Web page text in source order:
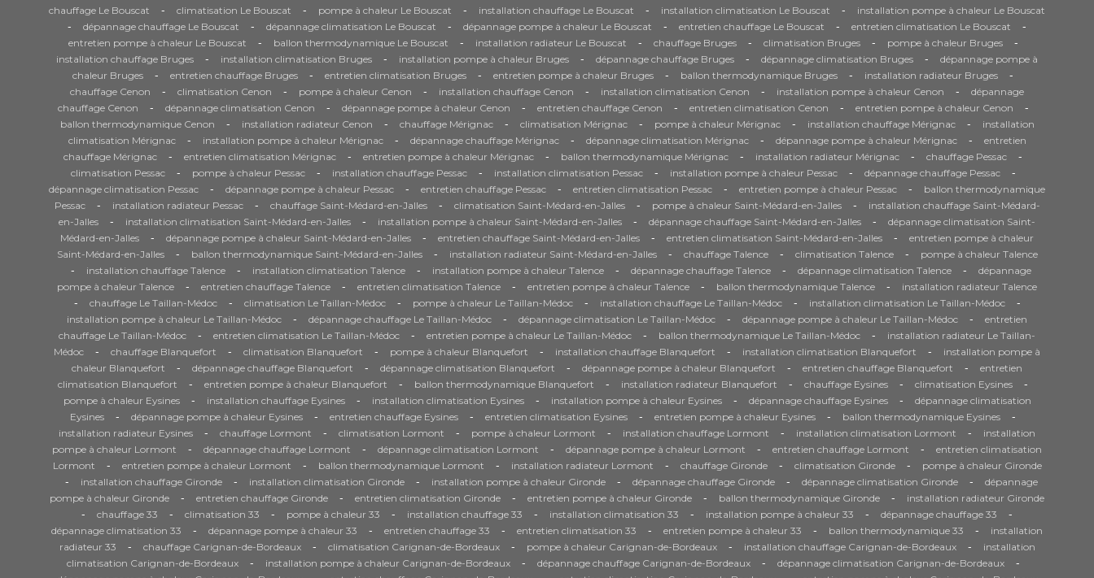
chauffage Le Bouscat - climatisation Le Bouscat - pompe à chaleur Le Bouscat - installation chauffage Le Bouscat - installation climatisation Le Bouscat - installation pompe à chaleur Le Bouscat
- dépannage chauffage Le Bouscat - dépannage climatisation Le Bouscat - dépannage pompe à chaleur Le Bouscat - entretien chauffage Le Bouscat - entretien climatisation Le Bouscat -
entretien pompe à chaleur Le Bouscat - ballon thermodynamique Le Bouscat - installation radiateur Le Bouscat - chauffage Bruges - climatisation Bruges - pompe à chaleur Bruges -
installation chauffage Bruges - installation climatisation Bruges - installation pompe à chaleur Bruges - dépannage chauffage Bruges - dépannage climatisation Bruges -
dépannage pompe à
chaleur Bruges
- entretien chauffage Bruges - entretien climatisation Bruges - entretien pompe à chaleur Bruges - ballon thermodynamique Bruges - installation radiateur Bruges -
chauffage Cenon - climatisation Cenon - pompe à chaleur Cenon - installation chauffage Cenon - installation climatisation Cenon - installation pompe à chaleur Cenon -
dépannage
chauffage Cenon
- dépannage climatisation Cenon - dépannage pompe à chaleur Cenon - entretien chauffage Cenon - entretien climatisation Cenon - entretien pompe à chaleur Cenon -
ballon thermodynamique Cenon - installation radiateur Cenon - chauffage Mérignac - climatisation Mérignac - pompe à chaleur Mérignac - installation chauffage Mérignac -
installation
climatisation Mérignac
- installation pompe à chaleur Mérignac - dépannage chauffage Mérignac - dépannage climatisation Mérignac - dépannage pompe à chaleur Mérignac -
entretien
chauffage Mérignac
- entretien climatisation Mérignac - entretien pompe à chaleur Mérignac - ballon thermodynamique Mérignac - installation radiateur Mérignac - chauffage Pessac -
climatisation Pessac - pompe à chaleur Pessac - installation chauffage Pessac - installation climatisation Pessac - installation pompe à chaleur Pessac - dépannage chauffage Pessac -
dépannage climatisation Pessac - dépannage pompe à chaleur Pessac - entretien chauffage Pessac - entretien climatisation Pessac - entretien pompe à chaleur Pessac -
ballon thermodynamique
Pessac
- installation radiateur Pessac - chauffage Saint-Médard-en-Jalles - climatisation Saint-Médard-en-Jalles - pompe à chaleur Saint-Médard-en-Jalles -
installation chauffage Saint-Médard-
en-Jalles
- installation climatisation Saint-Médard-en-Jalles - installation pompe à chaleur Saint-Médard-en-Jalles - dépannage chauffage Saint-Médard-en-Jalles -
dépannage climatisation Saint-
Médard-en-Jalles
- dépannage pompe à chaleur Saint-Médard-en-Jalles - entretien chauffage Saint-Médard-en-Jalles - entretien climatisation Saint-Médard-en-Jalles -
entretien pompe à chaleur
Saint-Médard-en-Jalles
- ballon thermodynamique Saint-Médard-en-Jalles - installation radiateur Saint-Médard-en-Jalles - chauffage Talence - climatisation Talence - pompe à chaleur Talence
- installation chauffage Talence - installation climatisation Talence - installation pompe à chaleur Talence - dépannage chauffage Talence - dépannage climatisation Talence -
dépannage
pompe à chaleur Talence
- entretien chauffage Talence - entretien climatisation Talence - entretien pompe à chaleur Talence - ballon thermodynamique Talence - installation radiateur Talence
- chauffage Le Taillan-Médoc - climatisation Le Taillan-Médoc - pompe à chaleur Le Taillan-Médoc - installation chauffage Le Taillan-Médoc - installation climatisation Le Taillan-Médoc -
installation pompe à chaleur Le Taillan-Médoc - dépannage chauffage Le Taillan-Médoc - dépannage climatisation Le Taillan-Médoc - dépannage pompe à chaleur Le Taillan-Médoc -
entretien
chauffage Le Taillan-Médoc
- entretien climatisation Le Taillan-Médoc - entretien pompe à chaleur Le Taillan-Médoc - ballon thermodynamique Le Taillan-Médoc -
installation radiateur Le Taillan-
Médoc
- chauffage Blanquefort - climatisation Blanquefort - pompe à chaleur Blanquefort - installation chauffage Blanquefort - installation climatisation Blanquefort -
installation pompe à
chaleur Blanquefort
- dépannage chauffage Blanquefort - dépannage climatisation Blanquefort - dépannage pompe à chaleur Blanquefort - entretien chauffage Blanquefort -
entretien
climatisation Blanquefort
- entretien pompe à chaleur Blanquefort - ballon thermodynamique Blanquefort - installation radiateur Blanquefort - chauffage Eysines - climatisation Eysines -
pompe à chaleur Eysines - installation chauffage Eysines - installation climatisation Eysines - installation pompe à chaleur Eysines - dépannage chauffage Eysines -
dépannage climatisation
Eysines
- dépannage pompe à chaleur Eysines - entretien chauffage Eysines - entretien climatisation Eysines - entretien pompe à chaleur Eysines - ballon thermodynamique Eysines -
installation radiateur Eysines - chauffage Lormont - climatisation Lormont - pompe à chaleur Lormont - installation chauffage Lormont - installation climatisation Lormont -
installation
pompe à chaleur Lormont
- dépannage chauffage Lormont - dépannage climatisation Lormont - dépannage pompe à chaleur Lormont - entretien chauffage Lormont -
entretien climatisation
Lormont
- entretien pompe à chaleur Lormont - ballon thermodynamique Lormont - installation radiateur Lormont - chauffage Gironde - climatisation Gironde - pompe à chaleur Gironde
- installation chauffage Gironde - installation climatisation Gironde - installation pompe à chaleur Gironde - dépannage chauffage Gironde - dépannage climatisation Gironde -
dépannage
pompe à chaleur Gironde
- entretien chauffage Gironde - entretien climatisation Gironde - entretien pompe à chaleur Gironde - ballon thermodynamique Gironde - installation radiateur Gironde
- chauffage 33 - climatisation 33 - pompe à chaleur 33 - installation chauffage 33 - installation climatisation 33 - installation pompe à chaleur 33 - dépannage chauffage 33 -
dépannage climatisation 33 - dépannage pompe à chaleur 33 - entretien chauffage 33 - entretien climatisation 33 - entretien pompe à chaleur 33 - ballon thermodynamique 33 -
installation
radiateur 33
- chauffage Carignan-de-Bordeaux - climatisation Carignan-de-Bordeaux - pompe à chaleur Carignan-de-Bordeaux - installation chauffage Carignan-de-Bordeaux -
installation
climatisation Carignan-de-Bordeaux
- installation pompe à chaleur Carignan-de-Bordeaux - dépannage chauffage Carignan-de-Bordeaux - dépannage climatisation Carignan-de-Bordeaux -